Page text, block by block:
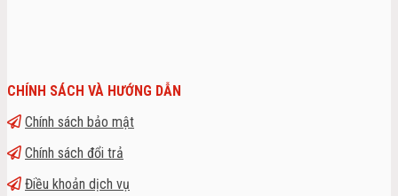
CHÍNH SÁCH VÀ HƯỚNG DẪN
Chính sách bảo mật
Chính sách đổi trả
Điều khoản dịch vụ